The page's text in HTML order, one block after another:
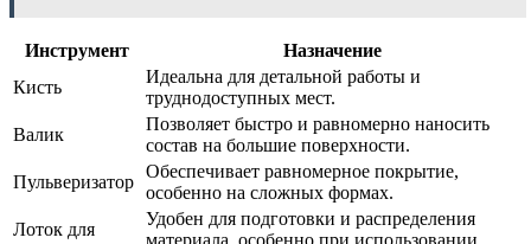
Инструмент
Назначение
Кисть
Идеальна для детальной работы и
труднодоступных мест.
Валик
Позволяет быстро и равномерно наносить
состав на большие поверхности.
Пульверизатор
Обеспечивает равномерное покрытие,
особенно на сложных формах.
Лоток для
Удобен для подготовки и распределения